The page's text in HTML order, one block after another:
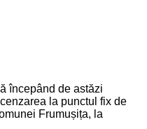
începând de astăzi
la punctul fix de
Frumușița, la